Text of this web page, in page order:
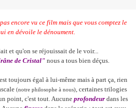
encore vu ce film mais que vous comptez le
en dévoile le dénoument.
et qu'on se réjouissait de le voir...
de Cristal" nous a tous bien déçus.
toujours égal à lui-même mais à part ça, rien
(notre philosophe à nous), certaines trilogies
point, c'est tout. Aucune profondeur dans les